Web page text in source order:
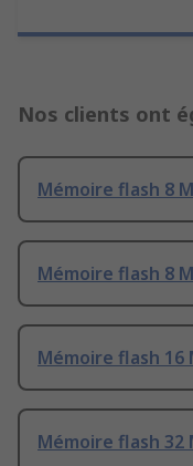
Nos clients ont
Mémoire flash 8
Mémoire flash 8
Mémoire flash 16
Mémoire flash 32